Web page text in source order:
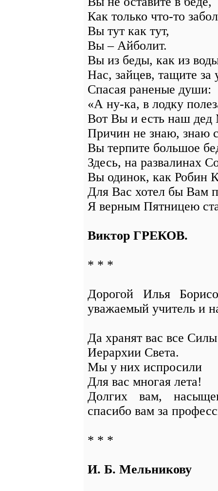
Как только что-то
Вы тут как тут,
Вы – Айболит.
Вы из беды, как из
Нас, зайцев, тащите за
Спасая раненые души:
«А ну-ка, в лодку
Вот Вы и есть наш дед
Причин не знаю, знаю
Вы терпите большое
Здесь, на развалинах
Вы одинок, как Робин
Для Вас хотел бы Вам
Я верным Пятницею
Виктор ГРЕКОВ.
* * *
Дорогой Илья
уважаемый учитель и
Да хранят вас все Силы
Иерархии Света.
Мы у них испросили
Для вас многая лета!
Долгих вам,
спасибо вам за
* * *
И. Б. Мельникову